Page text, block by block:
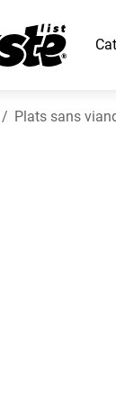
Plats sans